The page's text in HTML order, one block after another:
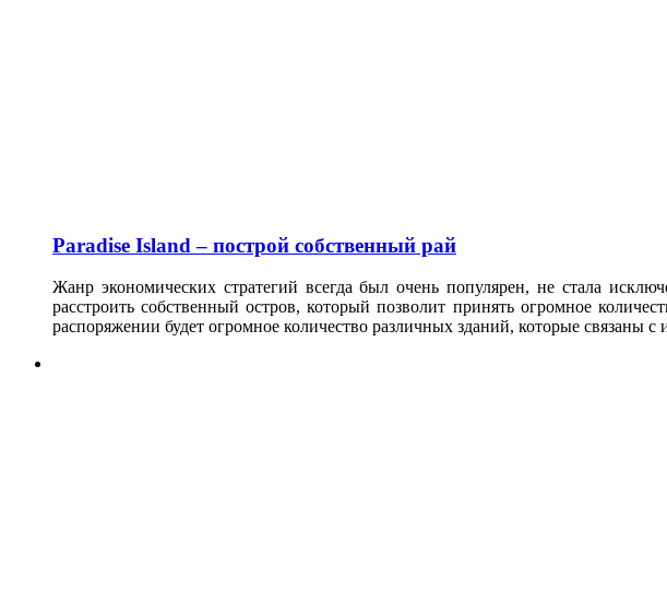
Paradise Island – построй собственный рай
Жанр экономических стратегий всегда был очень популярен, не стала
расстроить собственный остров, который позволит принять огромное
распоряжении будет огромное количество различных зданий, которые связаны с